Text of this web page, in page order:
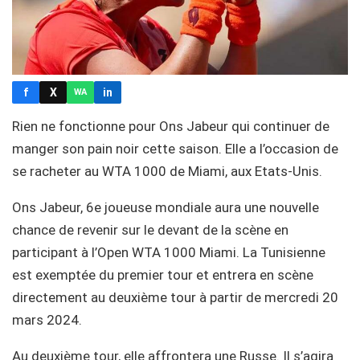
f X WA in
Rien ne fonctionne pour Ons Jabeur qui continuer de
manger son pain noir cette saison. Elle a l’occasion de
se racheter au WTA 1000 de Miami, aux Etats-Unis.
Ons Jabeur, 6e joueuse mondiale aura une nouvelle
chance de revenir sur le devant de la scène en
participant à l’Open WTA 1000 Miami. La Tunisienne
est exemptée du premier tour et entrera en scène
directement au deuxième tour à partir de mercredi 20
mars 2024.
Au deuxième tour, elle affrontera une Russe. Il s’agira